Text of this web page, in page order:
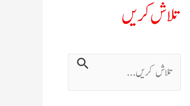
تلاش کریں
ت
ل